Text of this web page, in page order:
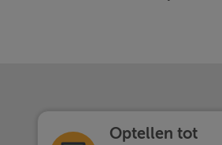
Optellen tot